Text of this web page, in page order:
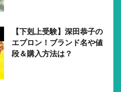
【下剋上受験】深田恭子の
エプロン！ブランド名や値
段＆購入方法は？